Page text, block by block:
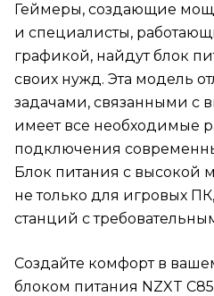
Геймеры, создающие
и специалисты,
графикой, найдут блок
своих нужд. Эта модель
задачами, связанными с
имеет все необходимые
подключения
Блок питания с высокой
не только для игровых
станций с
Создайте комфорт в
блоком питания NZXT